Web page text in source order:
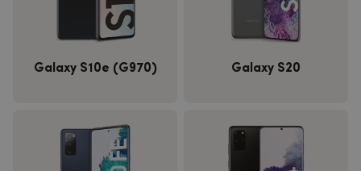
Galaxy S10e (G970) Galaxy S20